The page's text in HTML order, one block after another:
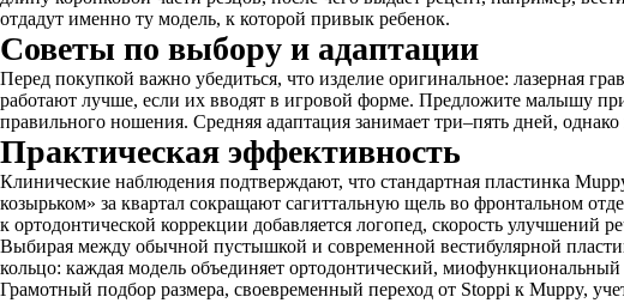
отдадут именно ту модель, к которой привык ребенок.
Советы по выбору и адаптации
Перед покупкой важно убедиться, что изделие оригинальное: лазерная
работают лучше, если их вводят в игровой форме. Предложите малышу
правильного ношения. Средняя адаптация занимает три–пять дней,
Практическая эффективность
Клинические наблюдения подтверждают, что стандартная пластинка
козырьком» за квартал сокращают сагиттальную щель во фронтальном
к ортодонтической коррекции добавляется логопед, скорость улучшений
Выбирая между обычной пустышкой и современной вестибулярной
кольцо: каждая модель объединяет ортодонтический,
Грамотный подбор размера, своевременный переход от Stoppi к Muppy,